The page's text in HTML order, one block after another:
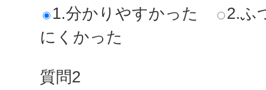
1.分かりやすかった
2.ふ
にくかった
質問2